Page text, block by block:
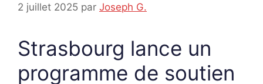
2 juillet 2025 par Joseph G.
Strasbourg lance un
programme de soutien